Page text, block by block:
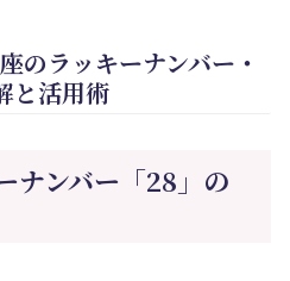
のラッキーナンバー・
と活用術
ナンバー「28」の